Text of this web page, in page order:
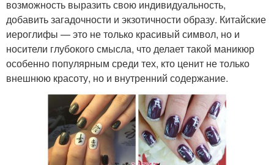
возможность выразить свою индивидуальность,
добавить загадочности и экзотичности образу. Китайские
иероглифы — это не только красивый символ, но и
носители глубокого смысла, что делает такой маникюр
особенно популярным среди тех, кто ценит не только
внешнюю красоту, но и внутренний содержание.